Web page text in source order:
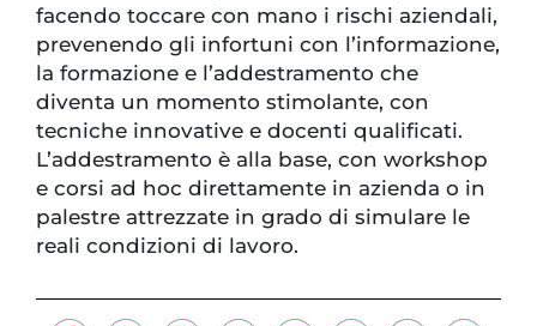
facendo toccare con mano i rischi aziendali,
prevenendo gli infortuni con l’informazione,
la formazione e l’addestramento che
diventa un momento stimolante, con
tecniche innovative e docenti qualificati.
L’addestramento è alla base, con workshop
e corsi ad hoc direttamente in azienda o in
palestre attrezzate in grado di simulare le
reali condizioni di lavoro.